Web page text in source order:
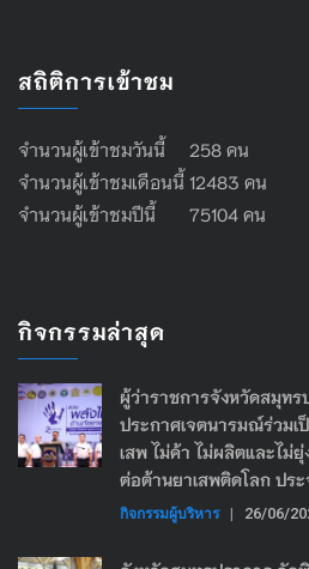
สถิติการเข้าชม
จำนวนผู้เข้าชมวันนี้ 258 คน
จำนวนผู้เข้าชมเดือนนี้ 12483 คน
จำนวนผู้เข้าชมปีนี้ 75104 คน
กิจกรรมล่าสุด
ผู้ว่าราชการจังหวัดสมุท
ประกาศเจตนารมณ์ร่วมเ
เสพ ไม่ค้า ไม่ผลิตและไม่ยุ่
ต่อต้านยาเสพติดโลก ปร
กิจกรรมผู้บริหาร | 26/06/